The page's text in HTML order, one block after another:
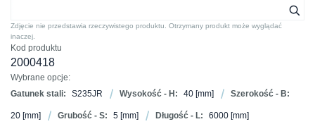
Kod produktu
2000418
Wybrane opcje:
Gatunek stali:
S235JR Wysokość - H: 40 [mm] Szerokość - B:
20 [mm] Grubość - S: 5 [mm] Długość - L: 6000 [mm]
Zdjęcie nie przedstawia rzeczywistego produktu. Otrzymany produkt może wyglądać
inaczej.